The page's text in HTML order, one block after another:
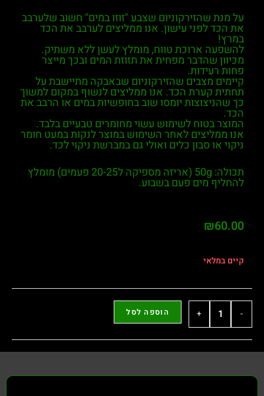
על מנת שהזירקוניום שצבע "זוזו במים" חשוב שלערבב
את הכד לפני עישון. אנו ממליצים לערבב את הכד
במרץ!
להשפעה ארוכת טווח, מומלץ לעשן ללא משתיק.
מכיוון שהדבר מפחית את תזוזת המים ובכך מייצר
פחות רעידות.
קיימים מצבים שהזירקוניום שבאבקה מתיישבת על
תחתית קערת הכד. אנו ממליצים לנשוף במקום למשוך
כך שהניצוצות יומסו שוב בחופשיות במים או הרבב את
הכד.
המוצר בטוח לשימוש עשוי מחומרים טבעיים בלבד.
אנו ממליצים לאחר השימוש במוצר לנקות במעט חומר
ניקוי או סבון כלים ואולי גם במברשת ניקוי לכד.
תכולה: 50g (אריזה מספיקה ל20-25 פעמים)
מומלץ
להחליף מים פעם בשבוע.
₪60.00
קיים במלאי
-
+ הוספה לסל